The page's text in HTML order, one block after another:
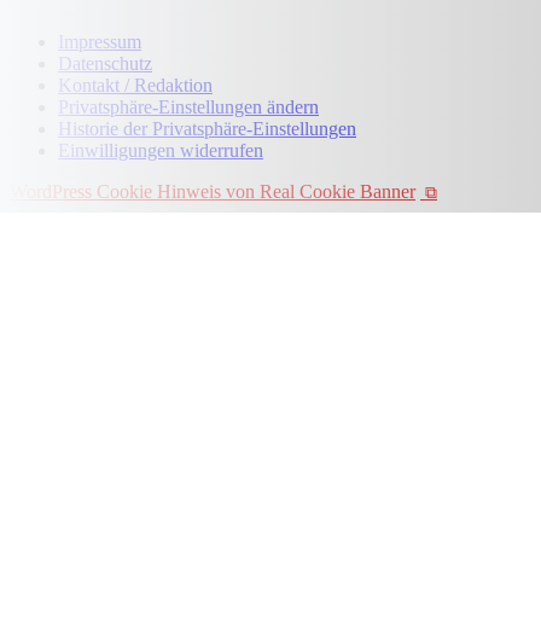
Impressum
Datenschutz
Kontakt / Redaktion
Privatsphäre-Einstellungen ändern
Historie der Privatsphäre-Einstellungen
Einwilligungen widerrufen
WordPress Cookie Hinweis von Real Cookie Banner